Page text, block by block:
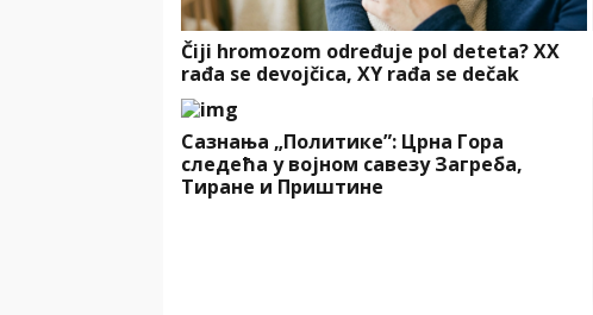
Čiji hromozom određuje pol deteta? XX
rađa se devojčica, XY rađa se dečak
Сазнања „Политике”: Црна Гора
следећа у војном савезу Загреба,
Тиране и Приштине